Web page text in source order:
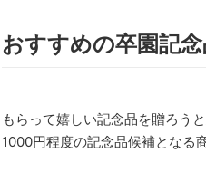
おすすめの卒園記
もらって嬉しい記念品を贈ろう
1000円程度の記念品候補となる